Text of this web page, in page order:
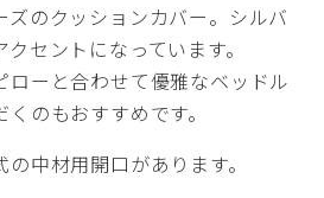
ズのクッションカバー。シルバ
セントになっています。
ローと合わせて優雅なベッドル
のもおすすめです。
中材用開口があります。